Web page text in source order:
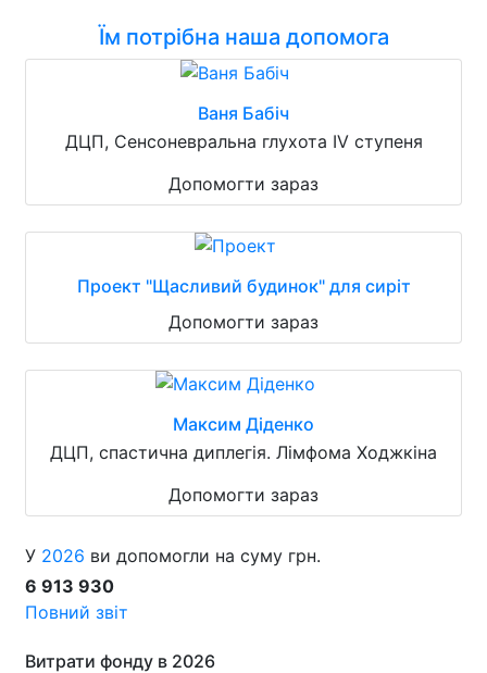
Їм потрібна наша допомога
Ваня Бабіч
ДЦП, Сенсоневральна глухота IV ступеня
Допомогти зараз
Проект "Щасливий будинок" для сиріт
Допомогти зараз
Максим Діденко
ДЦП, спастична диплегія. Лімфома Ходжкіна
Допомогти зараз
У 2026 ви допомогли на суму грн.
6 913 930
Повний звіт
Витрати фонду в 2026